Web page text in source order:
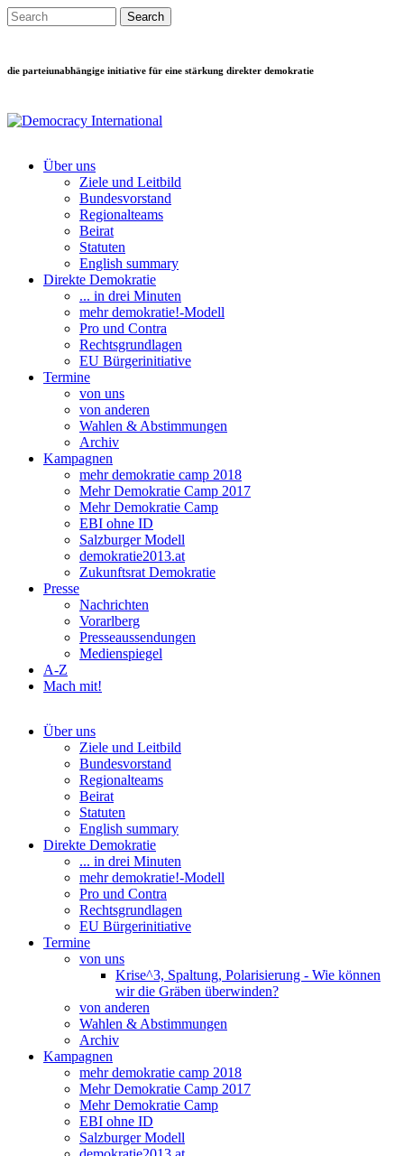
Direkt zum Inhalt
Search this site
die parteiunabhängige initiative für eine stärkung direkter demokratie
Main menu
Über uns
Ziele und Leitbild
Bundesvorstand
Regionalteams
Beirat
Statuten
English summary
Direkte Demokratie
... in drei Minuten
mehr demokratie!-Modell
Pro und Contra
Rechtsgrundlagen
EU Bürgerinitiative
Termine
von uns
von anderen
Wahlen & Abstimmungen
Archiv
Kampagnen
mehr demokratie camp 2018
Mehr Demokratie Camp 2017
Mehr Demokratie Camp
EBI ohne ID
Salzburger Modell
demokratie2013.at
Zukunftsrat Demokratie
Presse
Nachrichten
Vorarlberg
Presseaussendungen
Medienspiegel
A-Z
Mach mit!
Über uns
Ziele und Leitbild
Bundesvorstand
Regionalteams
Beirat
Statuten
English summary
Direkte Demokratie
... in drei Minuten
mehr demokratie!-Modell
Pro und Contra
Rechtsgrundlagen
EU Bürgerinitiative
Termine
von uns
Krise^3, Spaltung, Polarisierung - Wie können
wir die Gräben überwinden?
von anderen
Wahlen & Abstimmungen
Archiv
Kampagnen
mehr demokratie camp 2018
Mehr Demokratie Camp 2017
Mehr Demokratie Camp
EBI ohne ID
Salzburger Modell